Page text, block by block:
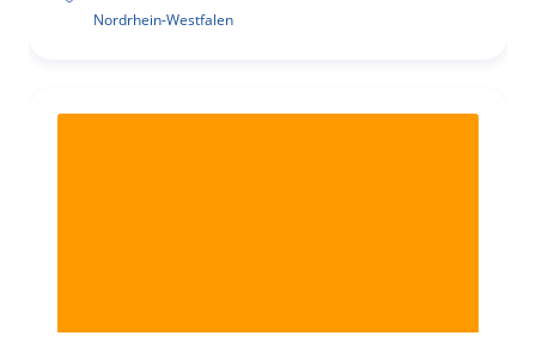
Nordrhein-Westfalen